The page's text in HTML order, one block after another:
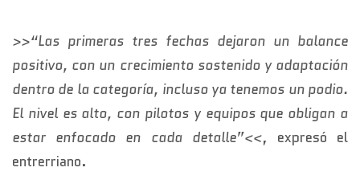
>>“Las primeras tres fechas dejaron un balance
positivo, con un crecimiento sostenido y adaptación
dentro de la categoría, incluso ya tenemos un podio.
El nivel es alto, con pilotos y equipos que obligan a
estar enfocado en cada detalle”<<, expresó el
entrerriano.